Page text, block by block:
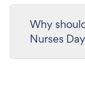
Why
Nurses